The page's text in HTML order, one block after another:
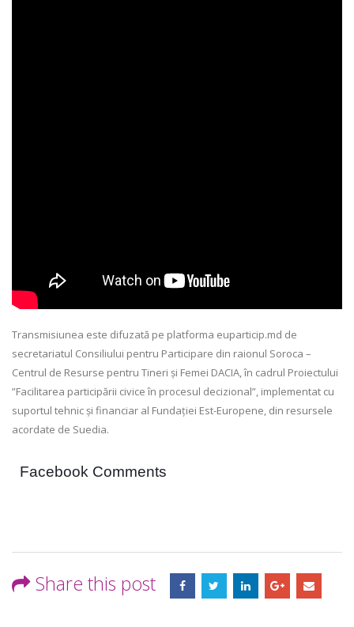
Transmisiunea este difuzată pe platforma euparticip.md de
secretariatul Consiliului pentru Participare din raionul Soroca –
Centrul de Resurse pentru Tineri și Femei DACIA, în cadrul Proiectului
”Facilitarea participării civice în procesul decizional”, implementat cu
suportul tehnic și financiar al Fundației Est-Europene, din resursele
acordate de Suedia.
Facebook Comments
Share this post